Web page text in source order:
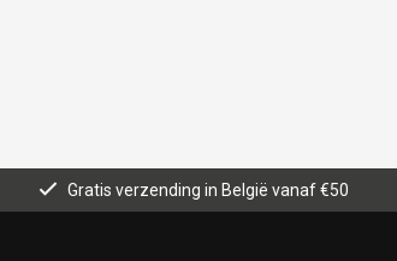
Gratis verzending in België vanaf €50